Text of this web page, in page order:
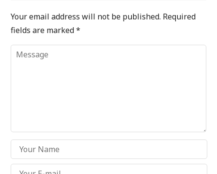
Your email address will not be published. Required
fields are marked*